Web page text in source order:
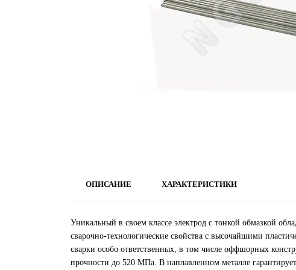
ОПИСАНИЕ ХАРАКТЕРИСТИКИ
Уникальный в своем классе электрод с тонкой обмазкой
сварочно-технологические свойства с высочайшими
сварки особо ответственных, в том числе оффшорных
прочности до 520 МПа. В наплавленном металле